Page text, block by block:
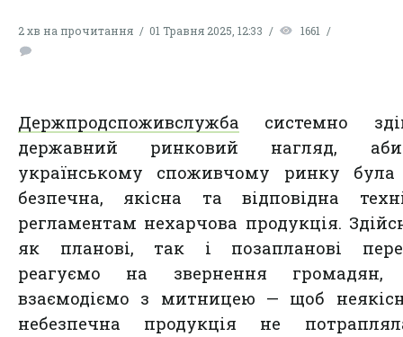
2 хв на прочитання 01 Травня 2025, 12:33 1661
Держпродспоживслужба системно
державний ринковий нагляд,
українському споживчому ринку
безпечна, якісна та відповідна
регламентам нехарчова продукція.
як планові, так і позапланові
реагуємо на звернення громадян,
взаємодіємо з митницею — щоб
небезпечна продукція не